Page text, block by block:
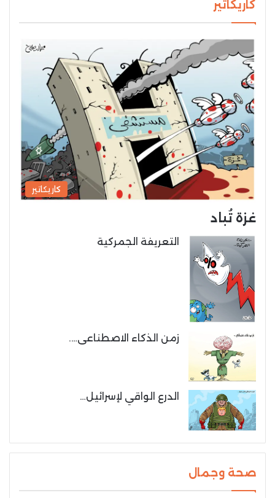
كاريكاتير
كاريكاتير
غزة تُباد
التعريفة الجمركية
زمن الذكاء الاصطناعى….
الدرع الواقي لإسرائيل…
صحة وجمال